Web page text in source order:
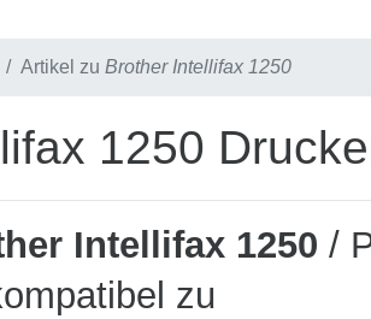
Artikel zu Brother Intellifax 1250
1250
Intellifax 1250 /
zu